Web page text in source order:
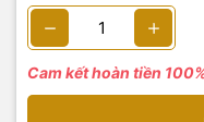
Cam kết hoàn tiền